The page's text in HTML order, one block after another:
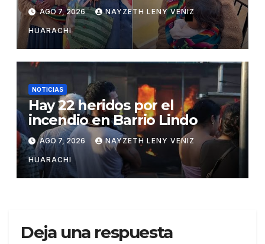
Potosí
AGO 7, 2026 NAYZETH LENY VENIZ
HUARACHI
NOTICIAS
Hay 22 heridos por el
incendio en Barrio Lindo
AGO 7, 2026 NAYZETH LENY VENIZ
HUARACHI
Deja una respuesta